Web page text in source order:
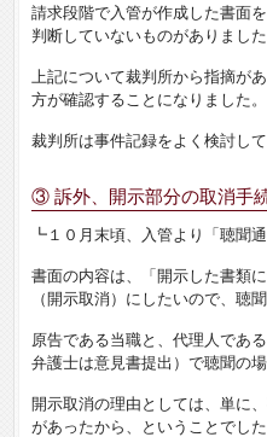
請求段階で入管が作成した書面
判断していないものがありました
上記について裁判所から指摘が
方が確認することになりました。
裁判所は事件記録をよく検討し
③ 訴外、開示部分の取消手
┗１０月末頃、入管より「聴聞
書面の内容は、「開示した書類
（開示取消）にしたいので、聴
原告である当職と、代理人であ
弁護士は意見書提出）で聴聞の場
開示取消の理由としては、単に
があったから、ということでし